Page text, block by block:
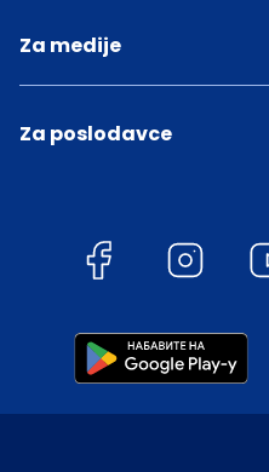
Za medije
Za poslodavce